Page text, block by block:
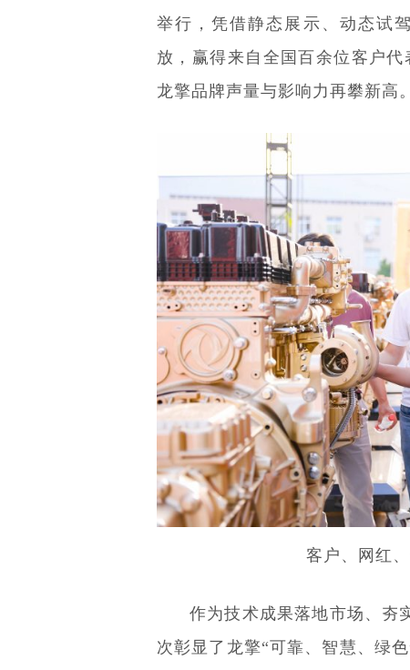
举行，凭借静态展示、动态试
放，赢得来自全国百余位客户
龙擎品牌声量与影响力再攀新高。
客户、网红
作为技术成果落地市场、夯
次彰显了龙擎“可靠、智慧、绿